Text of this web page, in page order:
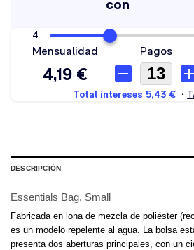
DESCRIPCIÓN
Essentials Bag, Small
Fabricada en lona de mezcla de poliéster
es un modelo repelente al agua. La bolsa
presenta dos aberturas principales, con un